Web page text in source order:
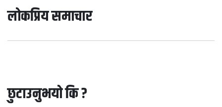
लोकप्रिय समाचार
छुटाउनुभयो कि ?